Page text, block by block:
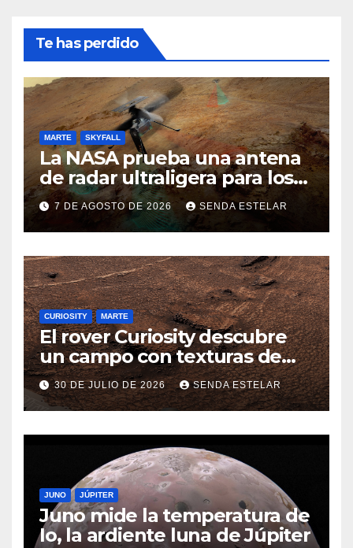
Te has perdido
MARTE SKYFALL
La NASA prueba una antena
de radar ultraligera para los
helicópteros SkyFall Mars
7 DE AGOSTO DE 2026 SENDA ESTELAR
CURIOSITY MARTE
El rover Curiosity descubre
un campo con texturas de
panal
30 DE JULIO DE 2026 SENDA ESTELAR
JUNO JÚPITER
Juno mide la temperatura de
Io, la ardiente luna de Júpiter